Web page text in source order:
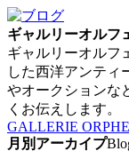
ギャルリーオルフ
ギャルリーオルフ
した西洋アンティ
やオークションな
くお伝えします。
GALLERIE
月別アーカイプ